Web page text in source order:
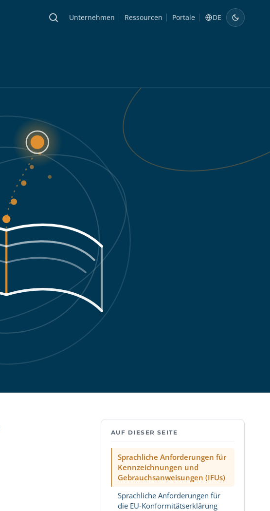
Unternehmen Ressourcen Portale DE
AUF DIESER SEITE
Sprachliche Anforderungen für
Kennzeichnungen und
Gebrauchsanweisungen (IFUs)
Sprachliche Anforderungen für
die EU-Konformitätserklärung